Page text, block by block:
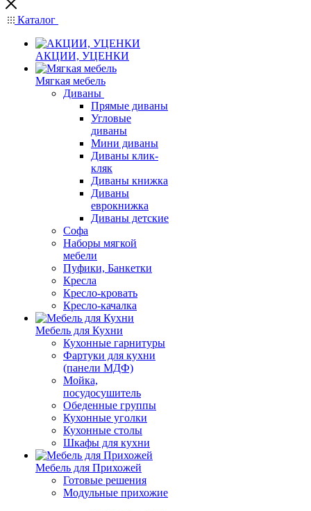
Каталог
АКЦИИ, УЦЕНКИ
Мягкая мебель
Диваны
Прямые диваны
Угловые
диваны
Мини диваны
Диваны клик-
кляк
Диваны книжка
Диваны
еврокнижка
Диваны детские
Софа
Наборы мягкой
мебели
Пуфики, Банкетки
Кресла
Кресло-кровать
Кресло-качалка
Мебель для Кухни
Кухонные гарнитуры
Фартуки для кухни
(панели МДФ)
Мойка,
посудосушитель
Обеденные группы
Кухонные уголки
Кухонные столы
Шкафы для кухни
Мебель для Прихожей
Готовые решения
Модульные прихожие